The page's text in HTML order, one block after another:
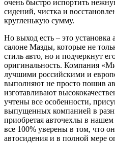
очень быстро испортить
сидений, чистка и
кругленькую сумму.
Но выход есть – это
салоне Мазды, которые не
стиль авто, но и подчеркнут
оригинальность. Компания
лучшими российскими и
выполняют не просто пошив
изготавливают
учтены все особенности,
выпущенных компанией в
приобретая авточехлы в
все 100% уверены в том, что
автосидения и в полной мере